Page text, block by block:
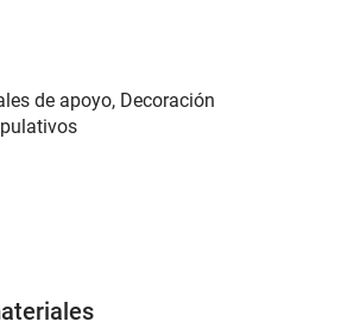
de apoyo, Decoración